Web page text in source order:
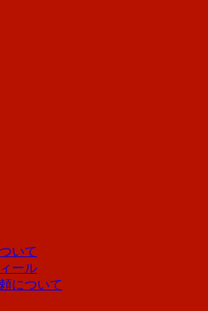
いて
ール
について